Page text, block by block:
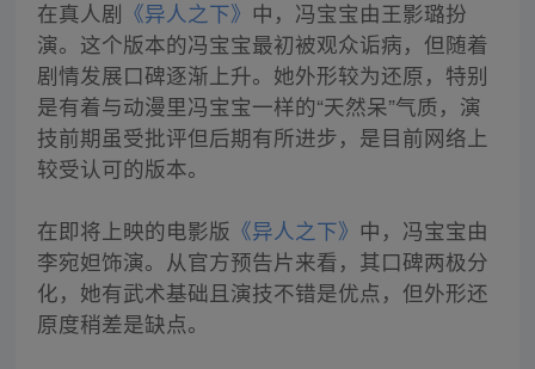
在真人剧 《异人之下》 中，冯宝宝由王影璐扮
演。这个版本的冯宝宝最初被观众诟病，但随着
剧情发展口碑逐渐上升。她外形较为还原，特别
是有着与动漫里冯宝宝一样的“天然呆”气质，演
技前期虽受批评但后期有所进步，是目前网络上
较受认可的版本。
在即将上映的电影版 《异人之下》 中，冯宝宝由
李宛妲饰演。从官方预告片来看，其口碑两极分
化，她有武术基础且演技不错是优点，但外形还
原度稍差是缺点。